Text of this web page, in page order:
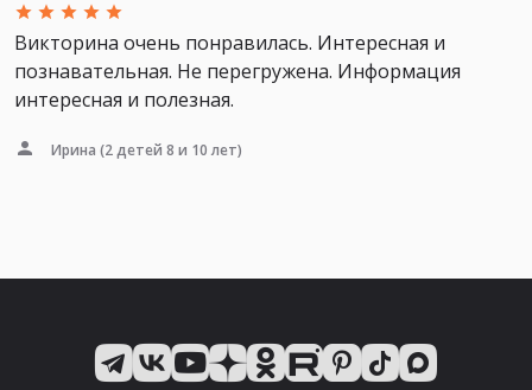
Викторина очень понравилась. Интересная и
познавательная. Не перегружена. Информация
интересная и полезная.
Ирина (2 детей 8 и 10 лет)